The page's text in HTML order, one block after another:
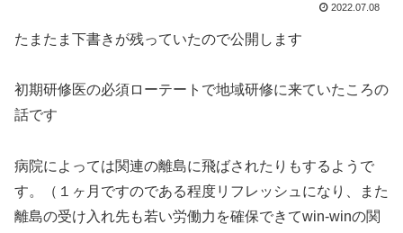
2022.07.08
たまたま下書きが残っていたので公開します
初期研修医の必須ローテートで地域研修に来ていたころの
話です
病院によっては関連の離島に飛ばされたりもするようで
す。（１ヶ月ですのである程度リフレッシュになり、また
離島の受け入れ先も若い労働力を確保できてwin-winの関